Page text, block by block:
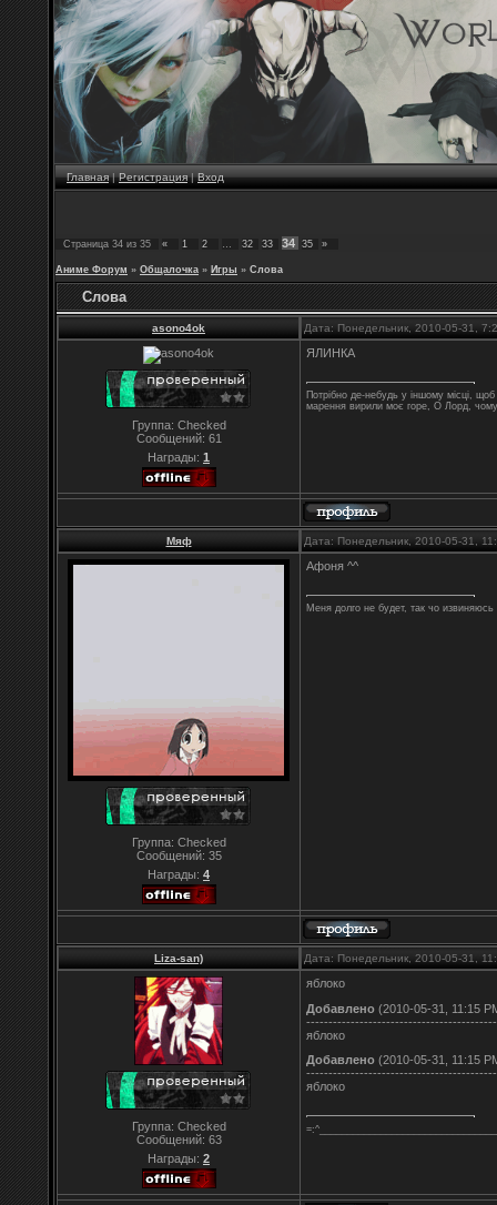
Главная|Регистрация|Вход
Страница 34 из 35 « 1 2 … 32 33 34 35 »
Аниме Форум » Общалочка » Игры » Слова
Слова
asono4ok Дата: Понедельник, 2010-05-31,
Группа: Checked
Сообщений: 61
Награды: 1
ЯЛИНКА
Потрібно де-небудь у іншому місці,
марення вирили моє горе, О Лорд,
Мяф Дата: Понедельник, 2010-05-31,
Группа: Checked
Сообщений: 35
Награды: 4
Афоня ^^
Меня долго не будет, так чо
Liza-san) Дата: Понедельник, 2010-05-31,
Группа: Checked
Сообщений: 63
Награды: 2
яблоко
Добавлено (2010-05-31, 11:15
яблоко
Добавлено (2010-05-31, 11:15
яблоко